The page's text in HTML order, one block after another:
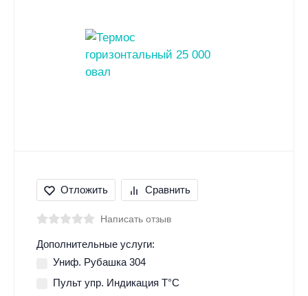
Отложить Сравнить
Написать отзыв
Дополнительные услуги:
Униф. Рубашка 304
Пульт упр. Индикация Т°С